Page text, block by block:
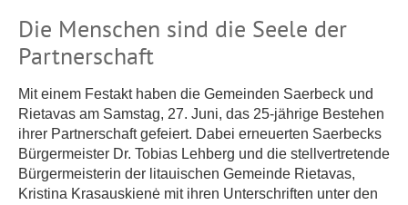
Die Menschen sind die Seele der
Partnerschaft
Mit einem Festakt haben die Gemeinden Saerbeck und
Rietavas am Samstag, 27. Juni, das 25-jährige Bestehen
ihrer Partnerschaft gefeiert. Dabei erneuerten Saerbecks
Bürgermeister Dr. Tobias Lehberg und die stellvertretende
Bürgermeisterin der litauischen Gemeinde Rietavas,
Kristina Krasauskienė mit ihren Unterschriften unter den